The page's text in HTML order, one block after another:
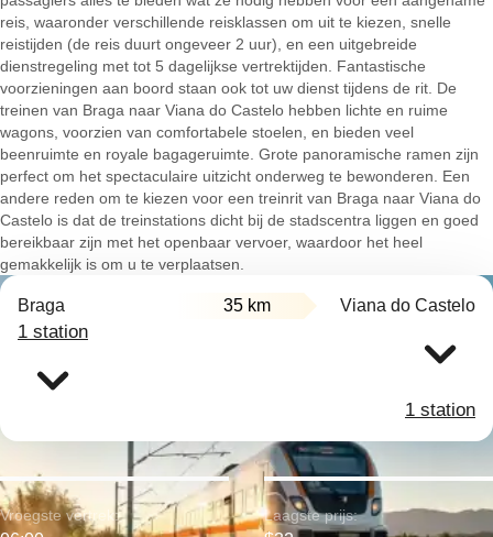
reis, waaronder verschillende reisklassen om uit te kiezen, snelle
reistijden (de reis duurt ongeveer 2 uur), en een uitgebreide
dienstregeling met tot 5 dagelijkse vertrektijden. Fantastische
voorzieningen aan boord staan ook tot uw dienst tijdens de rit. De
treinen van Braga naar Viana do Castelo hebben lichte en ruime
wagons, voorzien van comfortabele stoelen, en bieden veel
beenruimte en royale bagageruimte. Grote panoramische ramen zijn
perfect om het spectaculaire uitzicht onderweg te bewonderen. Een
andere reden om te kiezen voor een treinrit van Braga naar Viana do
Castelo is dat de treinstations dicht bij de stadscentra liggen en goed
bereikbaar zijn met het openbaar vervoer, waardoor het heel
gemakkelijk is om u te verplaatsen.
Braga 35 km Viana do Castelo
1 station
1 station
Vroegste vertrek: Laagste prijs: